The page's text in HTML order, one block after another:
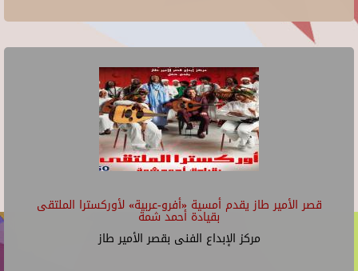
قصر الأمير طاز يقدم أمسية «أفرو-عربية» لأوركسترا الملتقى
بقيادة أحمد شمة
مركز الإبداع الفنى بقصر الأمير طاز